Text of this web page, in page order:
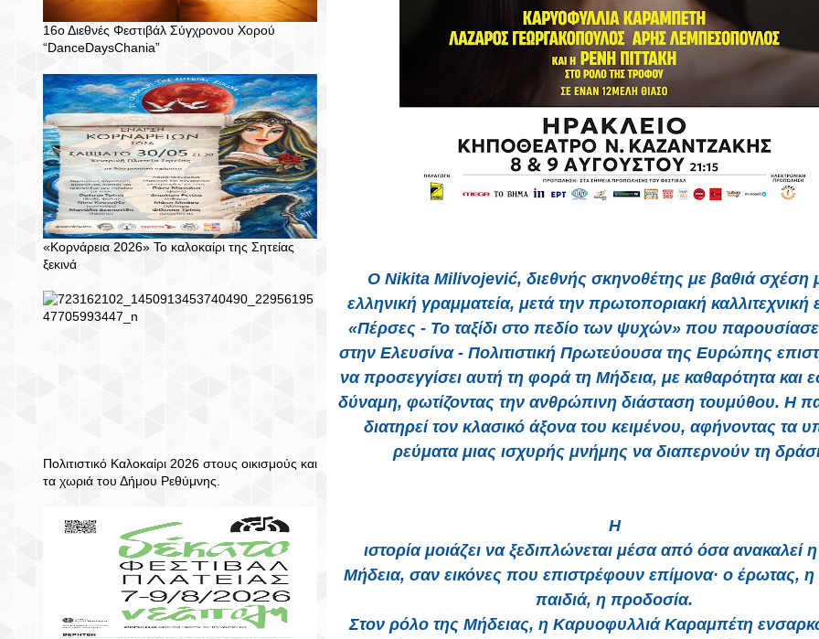
16ο Διεθνές Φεστιβάλ Σύγχρονου Χορού
“DanceDaysChania”
«Κορνάρεια 2026» Το καλοκαίρι της Σητείας
ξεκινά
Πολιτιστικό Καλοκαίρι 2026 στους οικισμούς και
τα χωριά του Δήμου Ρεθύμνης.
Ο Nikita Milivojević, διεθνής σκηνοθέτης με βαθιά σχέση
ελληνική γραμματεία, μετά την πρωτοποριακή καλλιτεχνική
«Πέρσες - Το ταξίδι στο πεδίο των ψυχών» που
στην Ελευσίνα - Πολιτιστική Πρωτεύουσα της Ευρώπης
να προσεγγίσει αυτή τη φορά τη Μήδεια, με καθαρότητα και
δύναμη, φωτίζοντας την ανθρώπινη διάσταση τουμύθου. Η
διατηρεί τον κλασικό άξονα του κειμένου, αφήνοντας τα
ρεύματα μιας ισχυρής μνήμης να διαπερνούν τη
Η
ιστορία μοιάζει να ξεδιπλώνεται μέσα από όσα ανακαλεί η
Μήδεια, σαν εικόνες που επιστρέφουν επίμονα· ο έρωτας,
παιδιά, η προδοσία.
Στον ρόλο της Μήδειας, η Καρυοφυλλιά Καραμπέτη